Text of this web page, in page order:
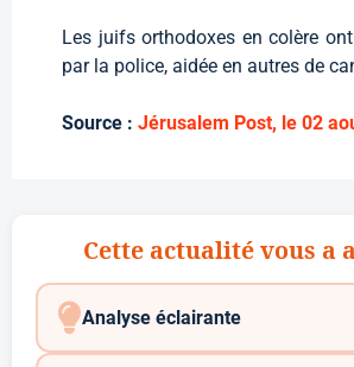
Les juifs orthodoxes en colère
par la police, aidée en autres de
Source : Jérusalem Post, le 02
Cette actualité vous a
Analyse éclairante